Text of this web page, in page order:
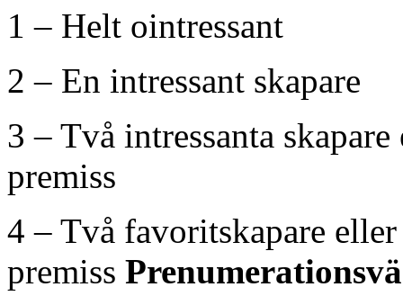
1 – Helt ointressant
2 – En intressant skapare
3 – Två intressanta
premiss
4 – Två favoritskapare
premiss